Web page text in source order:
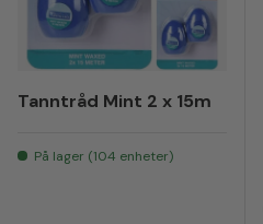
Tanntråd Mint 2 x 15m
På lager (104 enheter)